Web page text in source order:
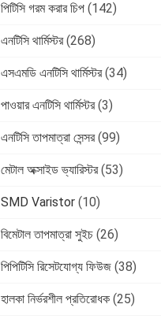
পিটিসি গরম করার চিপ (142)
এনটিসি থার্মিস্টর (268)
এসএমডি এনটিসি থার্মিস্টর (34)
পাওয়ার এনটিসি থার্মিস্টর (3)
এনটিসি তাপমাত্রা সেন্সর (99)
মেটাল অক্সাইড ভ্যারিস্টর (53)
SMD Varistor (10)
বিমেটাল তাপমাত্রা সুইচ (26)
পিপিটিসি রিসেটযোগ্য ফিউজ (38)
হালকা নির্ভরশীল প্রতিরোধক (25)